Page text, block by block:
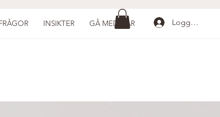
INSIKTER GÅ MED HÄR Logga in